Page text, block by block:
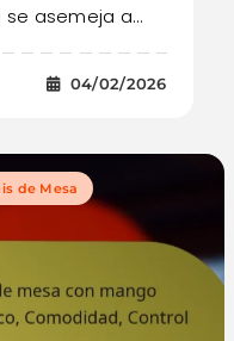
asemeja a…
04/02/2026
de Mesa